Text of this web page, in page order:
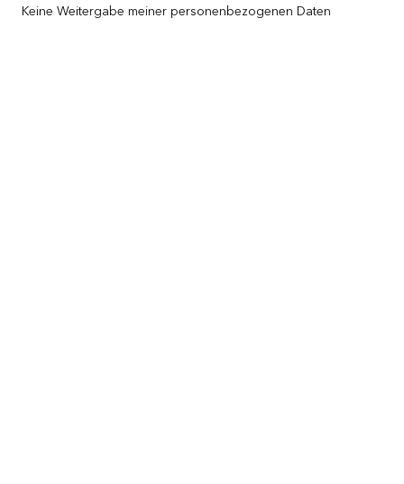
Keine Weitergabe meiner personenbezogenen Daten